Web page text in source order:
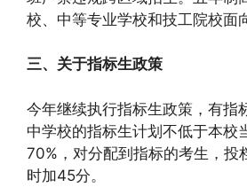
校、中等专业学校和技工院校面
三、关于指标生政策
今年继续执行指标生政策，有指
中学校的指标生计划不低于本校
70%，对分配到指标的考生，投
时加45分。